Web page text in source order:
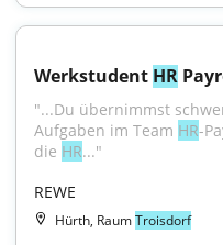
Werkstudent HR
"...Du übernimmst
Aufgaben im Team HR-
die HR..."
REWE
Hürth, RaumTroisdorf